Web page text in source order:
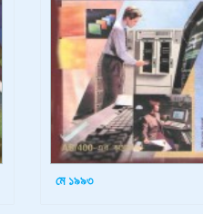
মে ১৯৯৩